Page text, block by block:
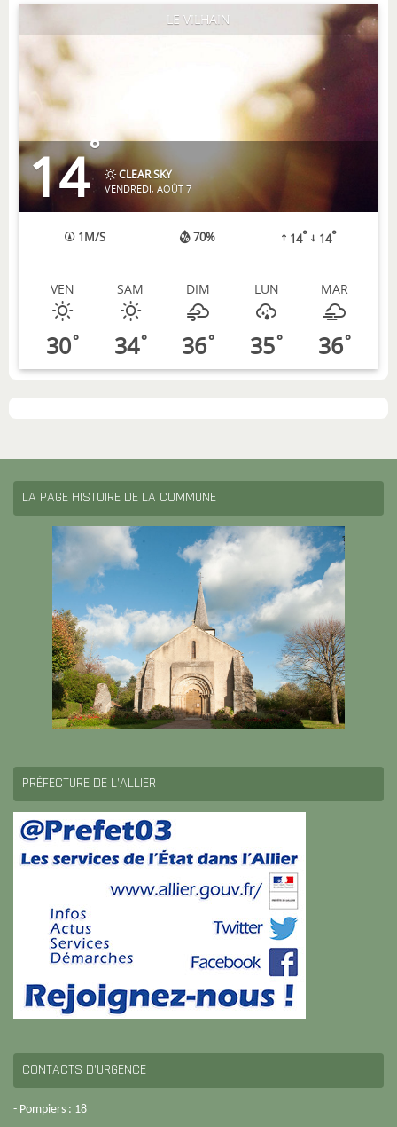
LE VILHAIN
14°
CLEAR SKY
VENDREDI, AOÛT 7
1M/S 70% 14° 14°
VEN
30°
SAM
34°
DIM
36°
LUN
35°
MAR
36°
LA PAGE HISTOIRE DE LA COMMUNE
PRÉFECTURE DE L’ALLIER
CONTACTS D’URGENCE
- Pompiers : 18